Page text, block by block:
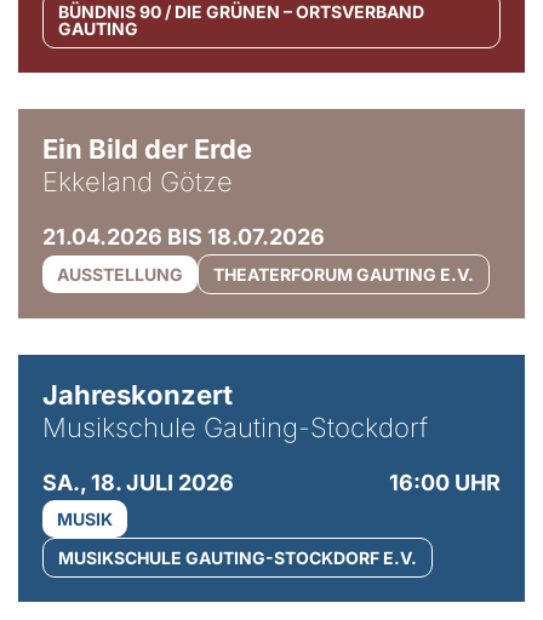
BÜNDNIS 90 / DIE GRÜNEN – ORTSVERBAND
GAUTING
Ein Bild der Erde
Ekkeland Götze
21.04.2026 BIS 18.07.2026
AUSSTELLUNG THEATERFORUM GAUTING E.V.
Jahreskonzert
Musikschule Gauting-Stockdorf
SA., 18. JULI 2026 16:00 UHR
MUSIK
MUSIKSCHULE GAUTING-STOCKDORF E.V.